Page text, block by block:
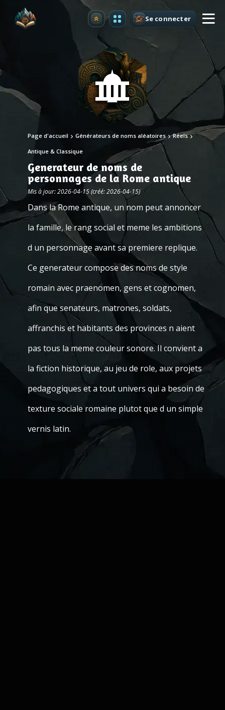
Premium Se connecter
Page d'accueil Générateurs de noms aléatoires Réels
Antique & Classique
Generateur de noms de
personnages de la Rome antique
Mis à jour: 2026-04-15 (créé: 2026-04-15)
Dans la Rome antique, un nom peut annoncer
la famille, le rang social et meme les ambitions
d un personnage avant sa premiere replique.
Ce generateur compose des noms de style
romain avec praenomen, gens et cognomen,
afin que senateurs, matrones, soldats,
affranchis et habitants des provinces n aient
pas tous la meme couleur sonore. Il convient a
la fiction historique, au jeu de role, aux projets
pedagogiques et a tout univers qui a besoin de
texture sociale romaine plutot que d un simple
vernis latin.